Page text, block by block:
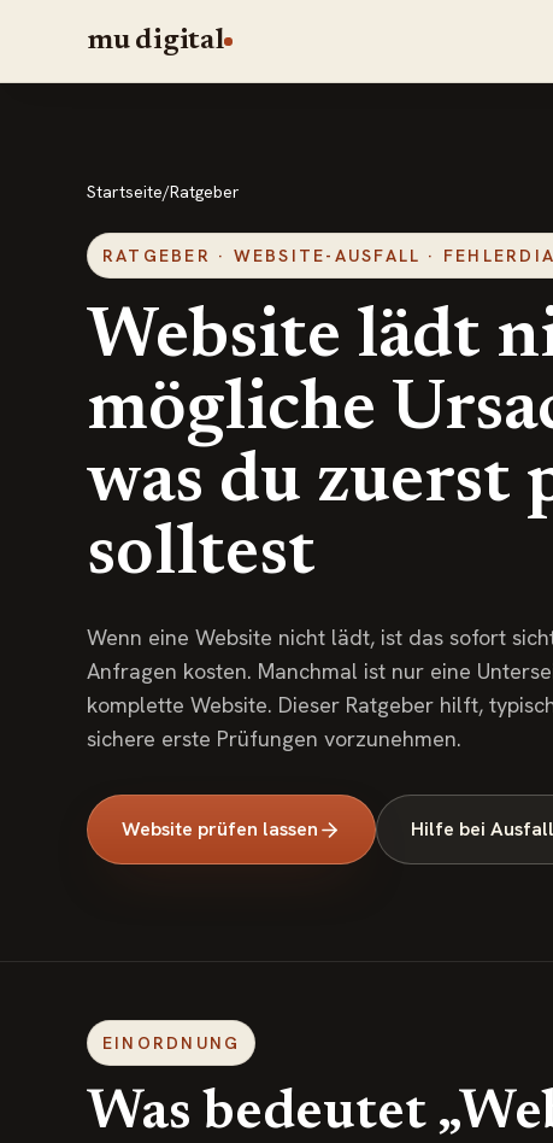
mu digital
Startseite/Ratgeber
RATGEBER · WEBSITE-AUSFALL ·
Website lädt
mögliche
was du zuerst
solltest
Wenn eine Website nicht lädt, ist das sofort
Anfragen kosten. Manchmal ist nur eine
komplette Website. Dieser Ratgeber hilft,
sichere erste Prüfungen vorzunehmen.
Website prüfen lassen Hilfe bei
EINORDNUNG
Was bedeutet